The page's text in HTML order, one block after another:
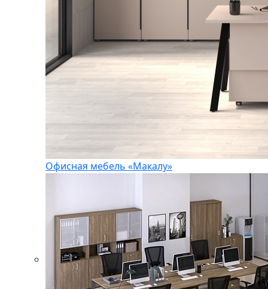
Офисная мебель «Макалу»